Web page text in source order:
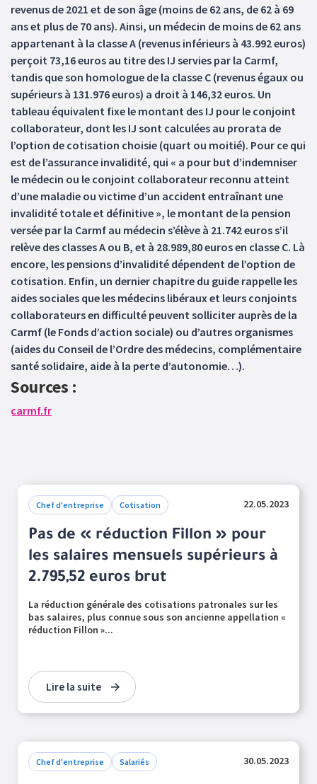
revenus de 2021 et de son âge (moins de 62 ans, de 62 à 69
ans et plus de 70 ans). Ainsi, un médecin de moins de 62 ans
appartenant à la classe A (revenus inférieurs à 43.992 euros)
perçoit 73,16 euros au titre des IJ servies par la Carmf,
tandis que son homologue de la classe C (revenus égaux ou
supérieurs à 131.976 euros) a droit à 146,32 euros. Un
tableau équivalent fixe le montant des IJ pour le conjoint
collaborateur, dont les IJ sont calculées au prorata de
l’option de cotisation choisie (quart ou moitié). Pour ce qui
est de l’assurance invalidité, qui « a pour but d’indemniser
le médecin ou le conjoint collaborateur reconnu atteint
d’une maladie ou victime d’un accident entraînant une
invalidité totale et définitive », le montant de la pension
versée par la Carmf au médecin s’élève à 21.742 euros s’il
relève des classes A ou B, et à 28.989,80 euros en classe C. Là
encore, les pensions d’invalidité dépendent de l’option de
cotisation. Enfin, un dernier chapitre du guide rappelle les
aides sociales que les médecins libéraux et leurs conjoints
collaborateurs en difficulté peuvent solliciter auprès de la
Carmf (le Fonds d’action sociale) ou d’autres organismes
(aides du Conseil de l’Ordre des médecins, complémentaire
santé solidaire, aide à la perte d’autonomie…).
Sources :
carmf.fr
Chef d'entreprise Cotisation 22.05.2023
Pas de « réduction Fillon » pour
les salaires mensuels supérieurs à
2.795,52 euros brut
La réduction générale des cotisations patronales sur les
bas salaires, plus connue sous son ancienne appellation «
réduction Fillon »...
Lire la suite
Chef d'entreprise Salariés 30.05.2023